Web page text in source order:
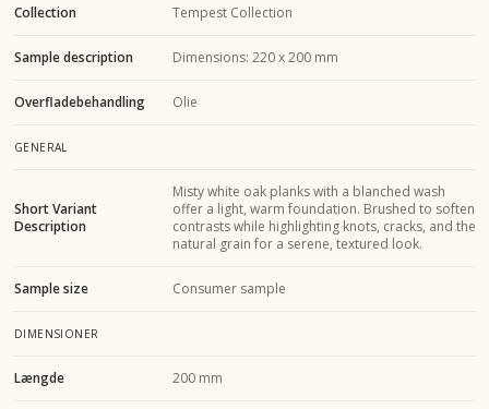
Collection Tempest Collection
Sample description Dimensions: 220 x 200 mm
Overfladebehandling Olie
GENERAL
Short Variant
Description
Misty white oak planks with a blanched wash
offer a light, warm foundation. Brushed to soften
contrasts while highlighting knots, cracks, and the
natural grain for a serene, textured look.
Sample size Consumer sample
DIMENSIONER
Længde 200 mm